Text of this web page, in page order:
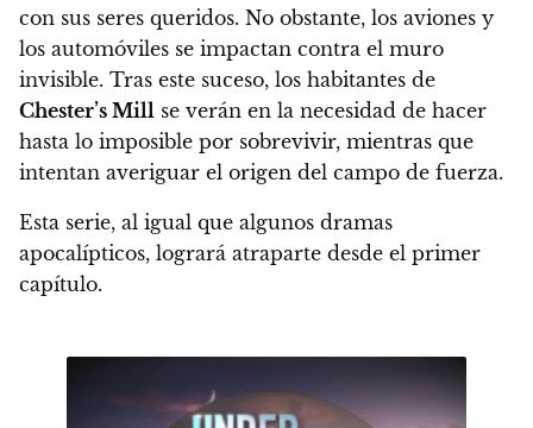
con sus seres queridos. No obstante, los aviones y
los automóviles se impactan contra el muro
invisible. Tras este suceso, los habitantes de
Chester’s Mill se verán en la necesidad de hacer
hasta lo imposible por sobrevivir, mientras que
intentan averiguar el origen del campo de fuerza.
Esta serie, al igual que algunos dramas
apocalípticos, logrará atraparte desde el primer
capítulo.